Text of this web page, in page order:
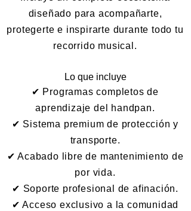
diseñado para acompañarte,
protegerte e inspirarte durante todo tu
recorrido musical.
Lo que incluye
✔ Programas completos de
aprendizaje del handpan.
✔ Sistema premium de protección y
transporte.
✔ Acabado libre de mantenimiento de
por vida.
✔ Soporte profesional de afinación.
✔ Acceso exclusivo a la comunidad